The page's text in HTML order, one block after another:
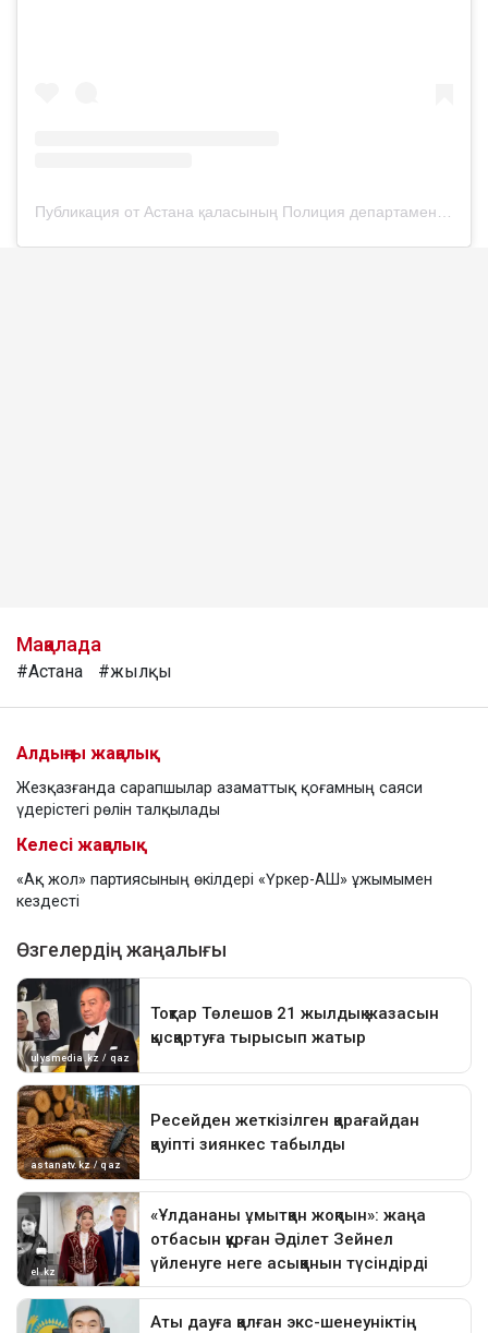
Мақалада
#Астана #жылқы
Алдыңғы жаңалық
Жезқазғанда сарапшылар азаматтық қоғамның саяси
үдерістегі рөлін талқылады
Келесі жаңалық
«Ақ жол» партиясының өкілдері «Үркер-АШ» ұжымымен
кездесті